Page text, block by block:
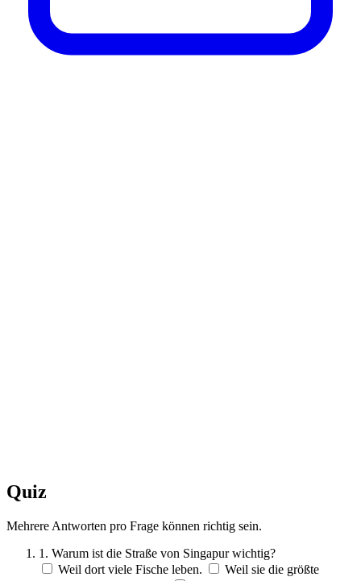
Quiz
Mehrere Antworten pro Frage können richtig sein.
1. Warum ist die Straße von Singapur wichtig?
Weil dort viele Fische leben.
Weil sie die größte